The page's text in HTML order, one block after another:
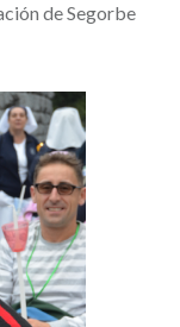
de Segorbe